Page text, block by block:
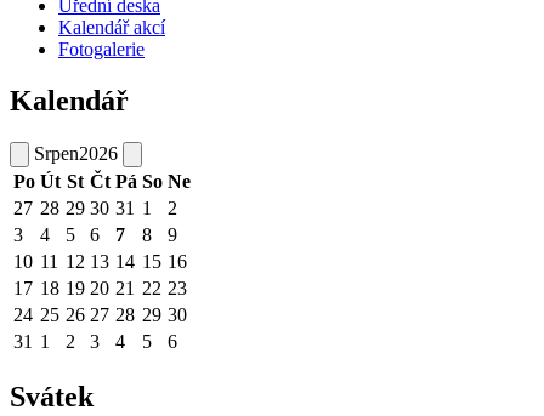
Úřední deska
Kalendář akcí
Fotogalerie
Kalendář
Srpen2026
Po Út St Čt Pá So Ne
27 28 29 30 31 1
2
3
4 5 6 7 8
9
10 11 12 13 14 15 16
17 18 19 20 21 22 23
24 25 26 27 28 29 30
31 1 2 3 4 5 6
Svátek